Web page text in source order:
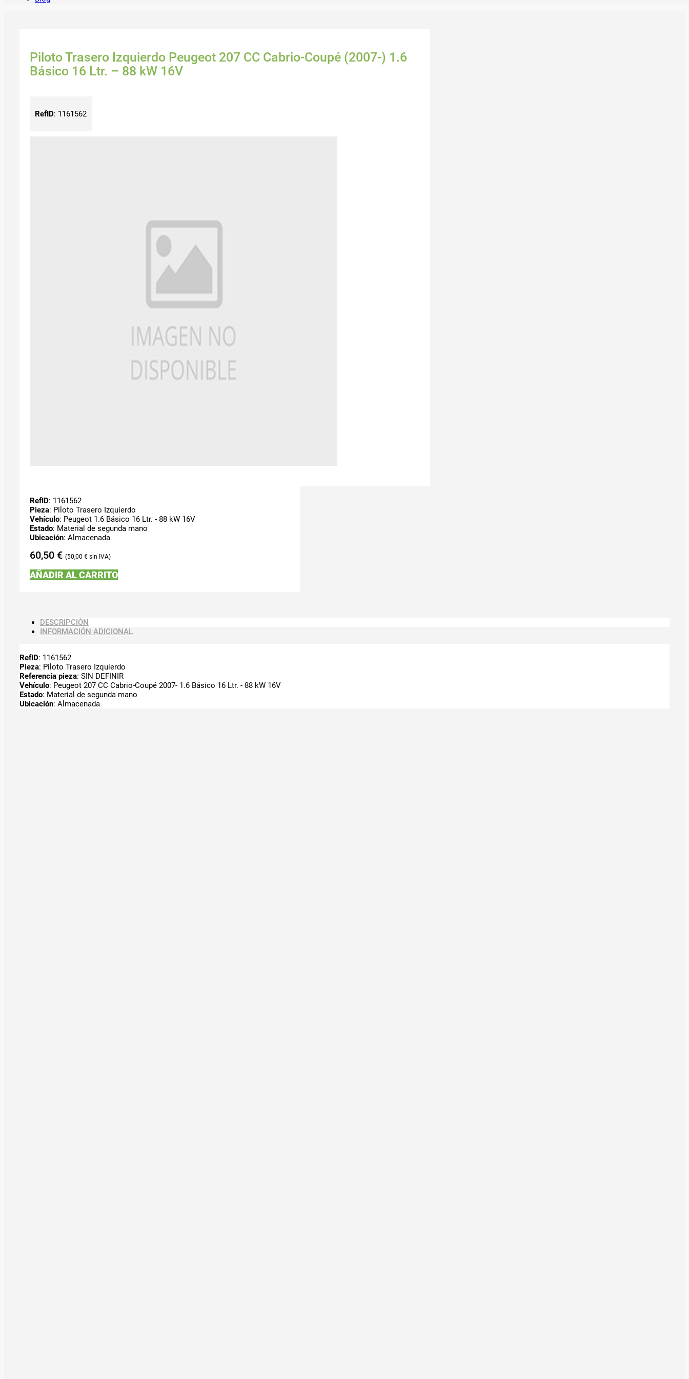
Piloto Trasero Izquierdo Peugeot 207 CC Cabrio-Coupé (2007-) 1.6
Básico 16 Ltr. – 88 kW 16V
RefID: 1161562
RefID: 1161562
Pieza: Piloto Trasero Izquierdo
Vehículo: Peugeot 1.6 Básico 16 Ltr. - 88 kW 16V
Estado: Material de segunda mano
Ubicación: Almacenada
60,50 € 50,00 €
AÑADIR AL CARRITO
DESCRIPCIÓN
INFORMACIÓN ADICIONAL
RefID: 1161562
Pieza: Piloto Trasero Izquierdo
Referencia pieza: SIN DEFINIR
Vehículo: Peugeot 207 CC Cabrio-Coupé 2007- 1.6 Básico 16 Ltr. - 88 kW 16V
Estado: Material de segunda mano
Ubicación: Almacenada